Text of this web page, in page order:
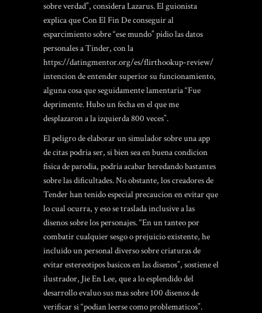
sobre verdad”, considera Lazarus. El guionista
explica que Con El Fin De conseguir al
esparcimiento sobre “ese mundo” pidio las datos
personales a Tinder, con la
https://datingmentor.org/es/flirthookup-review/
intencion de entender superior su funcionamiento,
alguna cosa que seguidamente lamentaria “Fue
deprimente. Hubo un fecha en el que me
desplazaron a la izquierda 800 veces”.
El peligro de elaborar un simulador sobre una app
de citas podri­a ser, si bien sea en buena condicion
fisica de parodia, podria acabar heredando bastantes
sobre las dificultades. No obstante, los creadores de
Tender han tenido especial precaucion en evitar que
lo cual ocurra, y eso se traslada inclusive a las
disenos sobre los personajes. “En un tanteo por
combatir cualquier sesgo o prejuicio existente, he
incluido un personal diverso sobre criaturas de
evitar estereotipos basicos en las disenos”, sostiene el
ilustrador, Jie En Lee, que a lo esplendido del
desarrollo evaluo sus mas sobre 100 disenos de
verificar si “podian leerse como problematicos”.